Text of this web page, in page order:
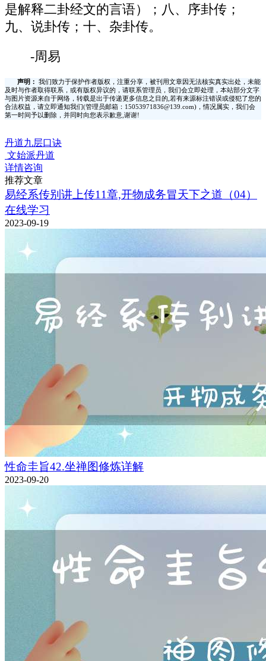
是解释二卦经文的言语）；八、序卦传；
九、说卦传；十、杂卦传。
-周易
声明：
我们致力于保护作者版权，注重分享，被刊用文章因无法核实真实出处，未能
及时与作者取得联系，或有版权异议的，请联系管理员，我们会立即处理，本站部分文字
与图片资源来自于网络，转载是出于传递更多信息之目的,若有来源标注错误或侵犯了您的
合法权益，请立即通知我们(管理员邮箱：15053971836@139.com)，情况属实，我们会
第一时间予以删除，并同时向您表示歉意,谢谢!
丹道九层口诀
文始派丹道
详情咨询
推荐文章
易经系传别讲上传11章,开物成务冒天下之道（04）
在线学习
2023-09-19
性命圭旨42.坐禅图修炼详解
2023-09-20